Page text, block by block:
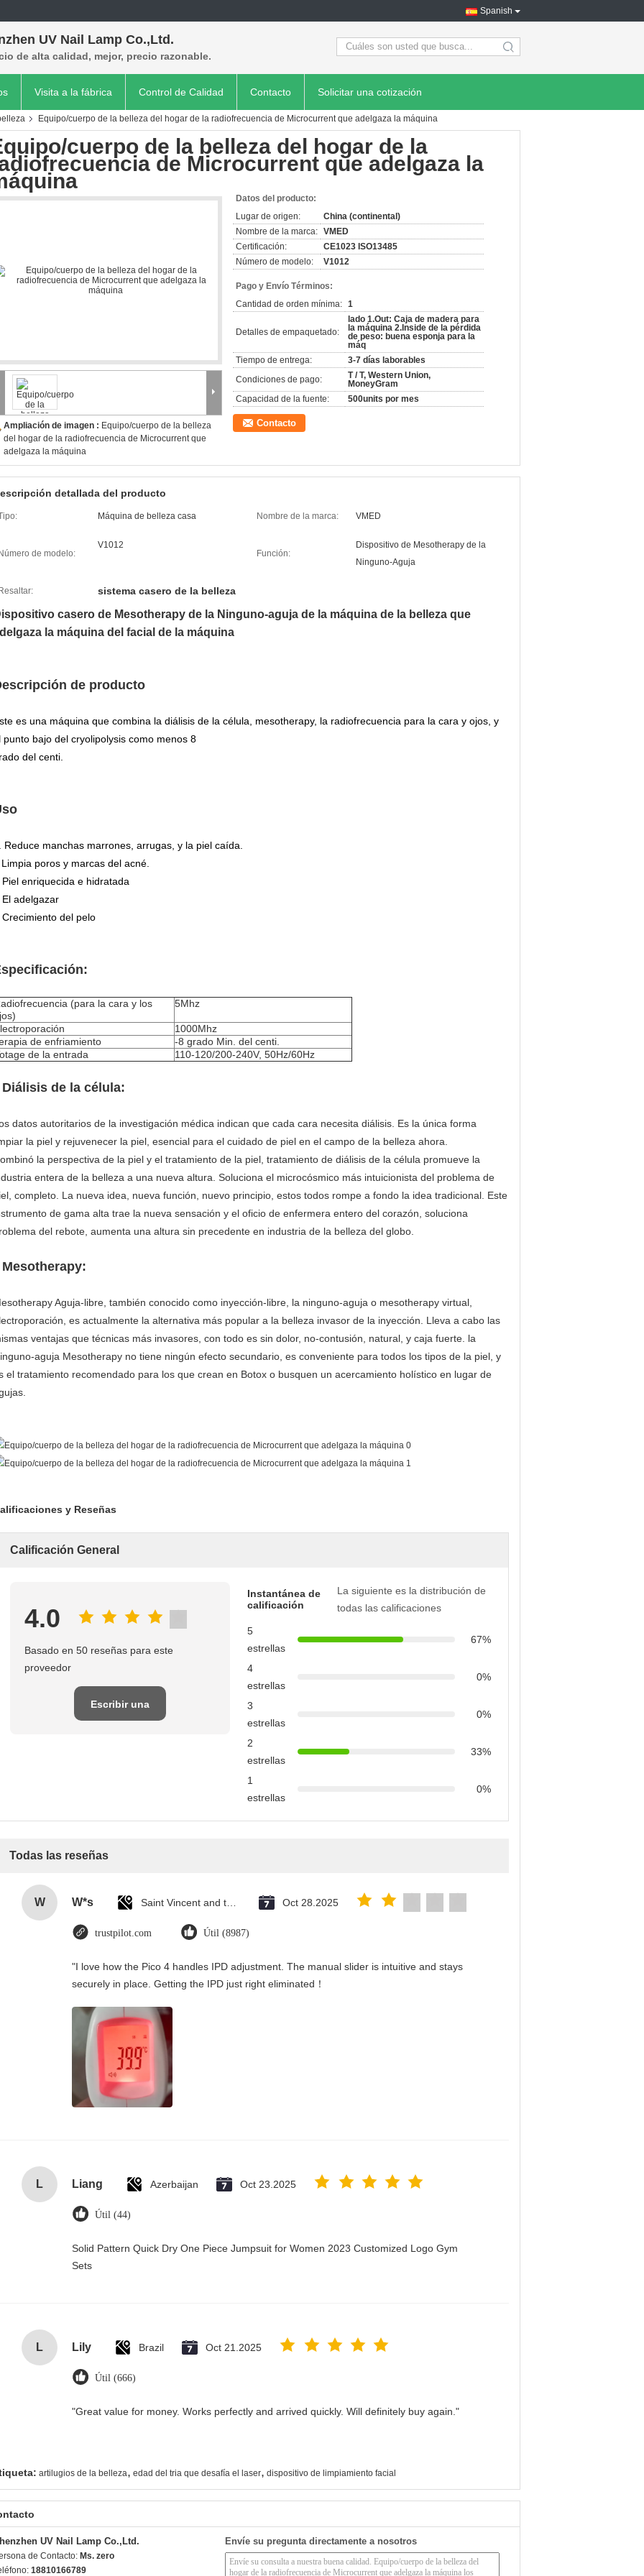
Spanish
UV Nail Lamp Co.,Ltd.
de alta calidad, mejor, precio razonable. search
Visita a la fábrica Control de Calidad Contacto Solicitar una cotización
Equipo/cuerpo de la belleza del hogar de la radiofrecuencia de Microcurrent que adelgaza la máquina
cuerpo de la belleza del hogar de la
de Microcurrent que adelgaza la
Ampliación de imagen : Equipo/cuerpo de la belleza
del hogar de la radiofrecuencia de Microcurrent que
adelgaza la máquina
Datos del producto:
Lugar de origen:
China (continental)
Nombre de la marca: VMED
Certificación:
CE1023 ISO13485
Número de modelo:
V1012
Pago y Envío Términos:
Cantidad de orden mínima: 1
Detalles de empaquetado:
lado 1.Out: Caja de madera para
la máquina 2.Inside de la pérdida
de peso: buena esponja para la
máq
Tiempo de entrega:
3-7 días laborables
Condiciones de pago:
T / T, Western Union,
MoneyGram
Capacidad de la fuente:
500units por mes
Contacto
detallada del producto
Máquina de belleza casa Nombre de la marca: VMED
Número de modelo:
V1012
Función:
Dispositivo de Mesotherapy de la
Ninguno-Aguja
Resaltar: sistema casero de la belleza
casero de Mesotherapy de la Ninguno-aguja de la máquina de la belleza que
la máquina del facial de la máquina
de producto
es una máquina que combina la diálisis de la célula, mesotherapy, la radiofrecuencia para la cara y ojos, y
punto bajo del cryolipolysis como menos 8
del centi.
Reduce manchas marrones, arrugas, y la piel caída.
Limpia poros y marcas del acné.
Piel enriquecida e hidratada
El adelgazar
Crecimiento del pelo
(para la cara y los
5Mhz
1000Mhz
de enfriamiento
-8 grado Min. del centi.
de la entrada
110-120/200-240V, 50Hz/60Hz
Diálisis de la célula:
datos autoritarios de la investigación médica indican que cada cara necesita diálisis. Es la única forma
la piel y rejuvenecer la piel, esencial para el cuidado de piel en el campo de la belleza ahora.
la perspectiva de la piel y el tratamiento de la piel, tratamiento de diálisis de la célula promueve la
entera de la belleza a una nueva altura. Soluciona el microcósmico más intuicionista del problema de
completo. La nueva idea, nueva función, nuevo principio, estos todos rompe a fondo la idea tradicional. Este
de gama alta trae la nueva sensación y el oficio de enfermera entero del corazón, soluciona
del rebote, aumenta una altura sin precedente en industria de la belleza del globo.
Mesotherapy:
Aguja-libre, también conocido como inyección-libre, la ninguno-aguja o mesotherapy virtual,
es actualmente la alternativa más popular a la belleza invasor de la inyección. Lleva a cabo las
ventajas que técnicas más invasores, con todo es sin dolor, no-contusión, natural, y caja fuerte. la
aguja Mesotherapy no tiene ningún efecto secundario, es conveniente para todos los tipos de la piel, y
el tratamiento recomendado para los que crean en Botox o busquen un acercamiento holístico en lugar de
y Reseñas
Calificación General
4.0
Basado en 50 reseñas para este
proveedor
Escribir una
Instantánea de
calificación
La siguiente es la distribución de
todas las calificaciones
5
estrellas
67%
4
estrellas
0%
3
estrellas
0%
2
estrellas
33%
1
estrellas
0%
Todas las reseñas
W W*s Oct 28.2025
trustpilot.com Útil (8987)
"I love how the Pico 4 handles IPD adjustment. The manual slider is intuitive and stays
securely in place. Getting the IPD just right eliminated！
L Liang Azerbaijan Oct 23.2025
Útil (44)
Solid Pattern Quick Dry One Piece Jumpsuit for Women 2023 Customized Logo Gym
Sets
L Lily Brazil Oct 21.2025
Útil (666)
"Great value for money. Works perfectly and arrived quickly. Will definitely buy again."
artilugios de la belleza, edad del tria que desafía el laser, dispositivo de limpiamiento facial
UV Nail Lamp Co.,Ltd.
de Contacto: Ms. zero
18810166789
Envíe su pregunta directamente a nosotros